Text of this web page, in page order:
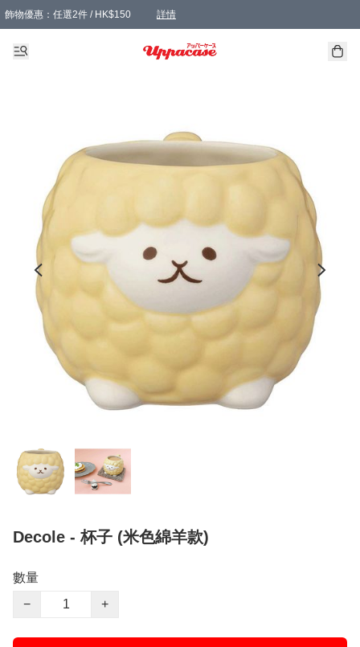
飾物優惠：任選2件 / HK$150 詳情
髮飾優惠：任選2件 / HK$100 詳情
精選襪子優惠：任選3對 / HK$115 詳情
滿額免運：本地訂單滿港幣350元可享免運費優惠
Decole - 杯子 (米色綿羊款)
數量
−
+